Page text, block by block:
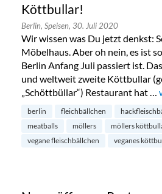
Köttbullar!
Berlin, Speisen, 30. Juli 2020
Wir wissen was Du jetzt denkst:
Möbelhaus. Aber oh nein, es ist
Berlin Anfang Juli passiert ist.
und weltweit zweite Köttbullar
„Schöttbüllar“) Restaurant hat …
berlin fleichbällchen
meatballs
möllers möllers
vegane fleischbällchen
veganes